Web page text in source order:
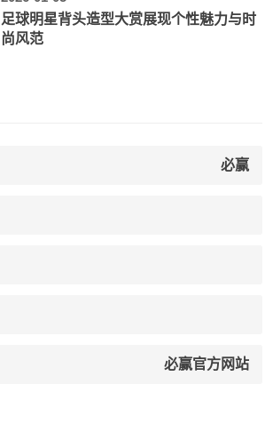
足球明星背头造型大赏展现个性魅力与时
尚风范
必赢
必赢官方网站